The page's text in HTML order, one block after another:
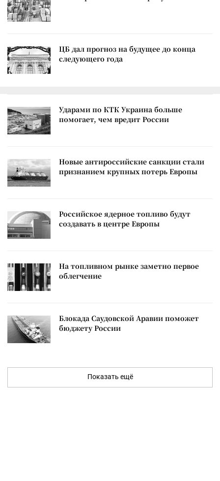
ЦБ дал прогноз на будущее до конца
следующего года
Ударами по КТК Украина больше
помогает, чем вредит России
Новые антироссийские санкции стали
признанием крупных потерь Европы
Российское ядерное топливо будут
создавать в центре Европы
На топливном рынке заметно первое
облегчение
Блокада Саудовской Аравии поможет
бюджету России
Показать ещё